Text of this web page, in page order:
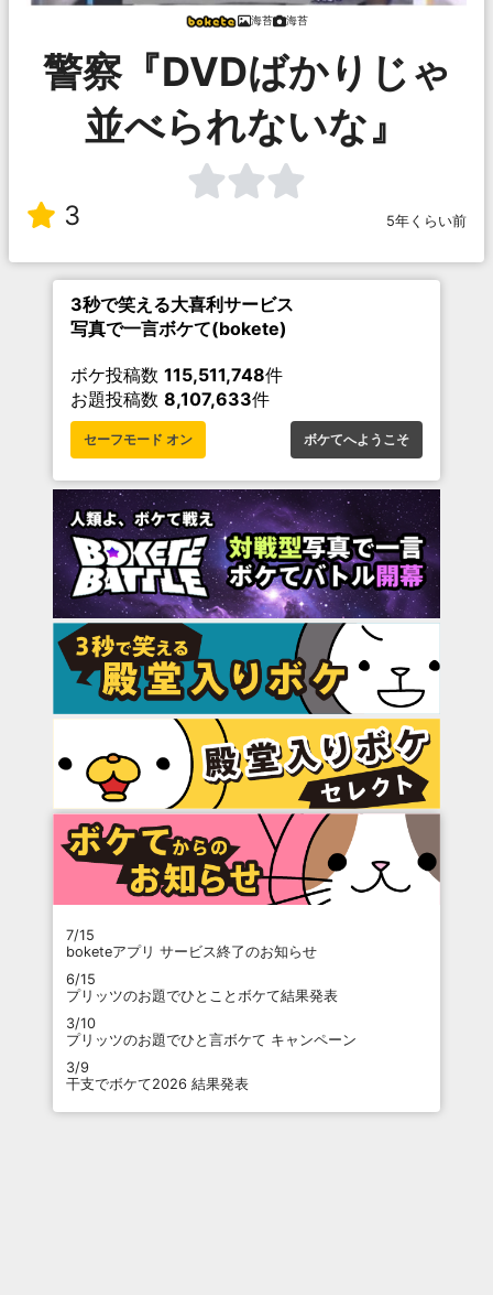
海苔 海苔
警察『DVDばかりじゃ
並べられないな』
3 5年くらい前
3秒で笑える大喜利サービス
写真で一言ボケて(bokete)
ボケ投稿数 115,511,748件
お題投稿数 8,107,633件
セーフモード オン ボケてへようこそ
7/15
boketeアプリ サービス終了のお知らせ
6/15
プリッツのお題でひとことボケて結果発表
3/10
プリッツのお題でひと言ボケて キャンペーン
3/9
干支でボケて2026 結果発表